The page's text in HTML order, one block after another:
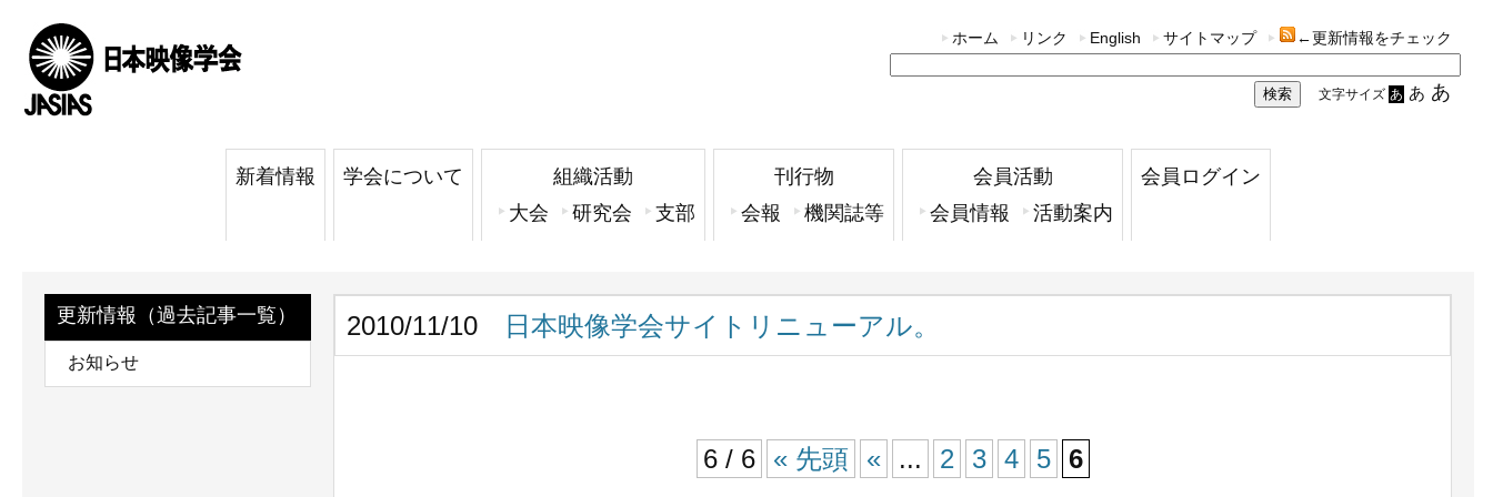
ホーム リンク English サイトマップ ←更新情報をチェック
文字サイズ あ あ あ
新着情報 学会について
組織活動
大会
研究会 支部
刊行物
会報
機関誌等
会員活動
会員情報
活動案内
会員ログイン
更新情報（過去記事一覧）
お知らせ
2010/11/10 日本映像学会サイトリニューアル。
6 / 6 « 先頭 « ... 2 3 4 5 6